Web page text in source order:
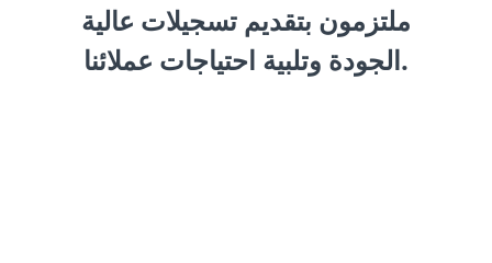
ملتزمون بتقديم تسجيلات عالية
الجودة وتلبية احتياجات عملائنا.